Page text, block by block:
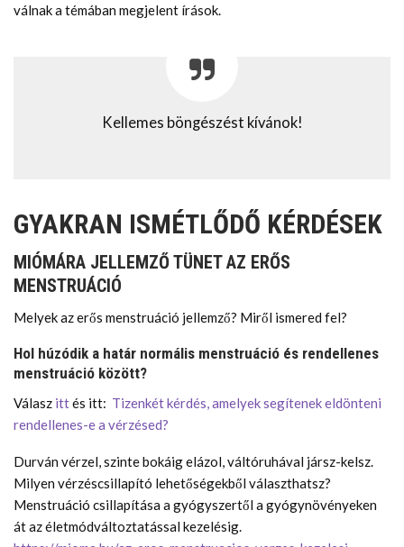
válnak a témában megjelent írások.
Kellemes böngészést kívánok!
GYAKRAN ISMÉTLŐDŐ KÉRDÉSEK
MIÓMÁRA JELLEMZŐ TÜNET AZ ERŐS
MENSTRUÁCIÓ
Melyek az erős menstruáció jellemző? Miről ismered fel?
Hol húzódik a határ normális menstruáció és rendellenes
menstruáció között?
Válasz ittés itt: Tizenkét kérdés, amelyek segítenek eldönteni
rendellenes-e a vérzésed?
Durván vérzel, szinte bokáig elázol, váltóruhával jársz-kelsz.
Milyen vérzéscsillapító lehetőségekből választhatsz?
Menstruáció csillapítása a gyógyszertől a gyógynövényeken
át az életmódváltoztatással kezelésig.